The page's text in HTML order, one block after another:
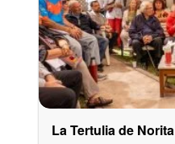
La Tertulia de Norita